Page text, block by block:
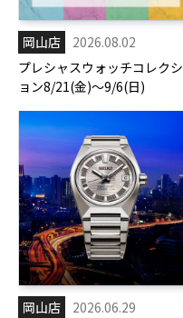
岡山店
2026.08.02
プレシャスウォッチコレクシ
ョン8/21(金)～9/6(日)
岡山店 2026.06.29